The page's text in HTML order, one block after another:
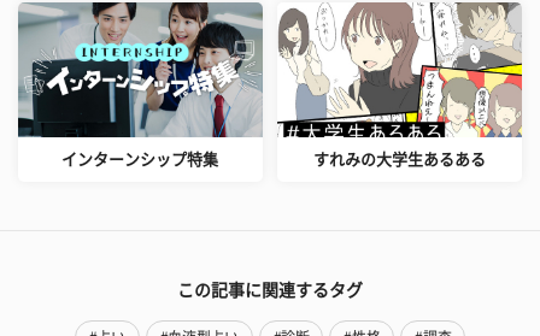
インターンシップ特集 すれみの大学生あるある
この記事に関連するタグ